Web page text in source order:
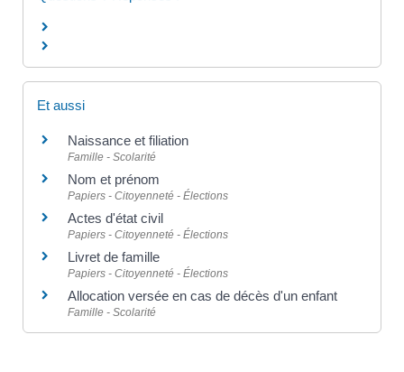
Et aussi
Naissance et filiation
Famille - Scolarité
Nom et prénom
Papiers - Citoyenneté - Élections
Actes d'état civil
Papiers - Citoyenneté - Élections
Livret de famille
Papiers - Citoyenneté - Élections
Allocation versée en cas de décès d'un enfant
Famille - Scolarité